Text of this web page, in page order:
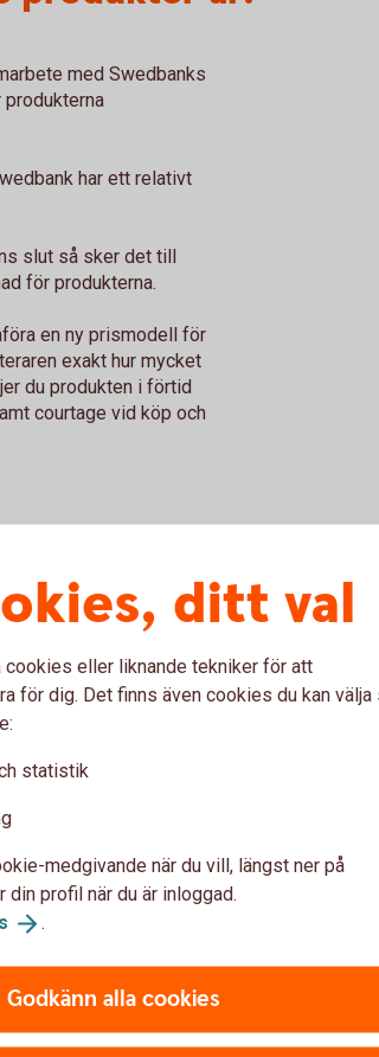
med Swedbanks
produkterna
har ett relativt
slut så sker det till
för produkterna.
en ny prismodell för
exakt hur mycket
du produkten i förtid
courtage vid köp och
innebär att
får tillbaka det nominella
Detta oavsett
aktiemarknaden,
eller den bolagskorg
känner på förhand till
som kan sänka
sjunkit kraftigt så har
underliggande
tagits till bland annat
Swedbanks krav på en
ditt val
cookies eller liknande tekniker för att
för dig. Det finns även cookies du kan välja
statistik
medgivande när du vill, längst ner på
profil när du är inloggad.
.
Godkänn alla cookies